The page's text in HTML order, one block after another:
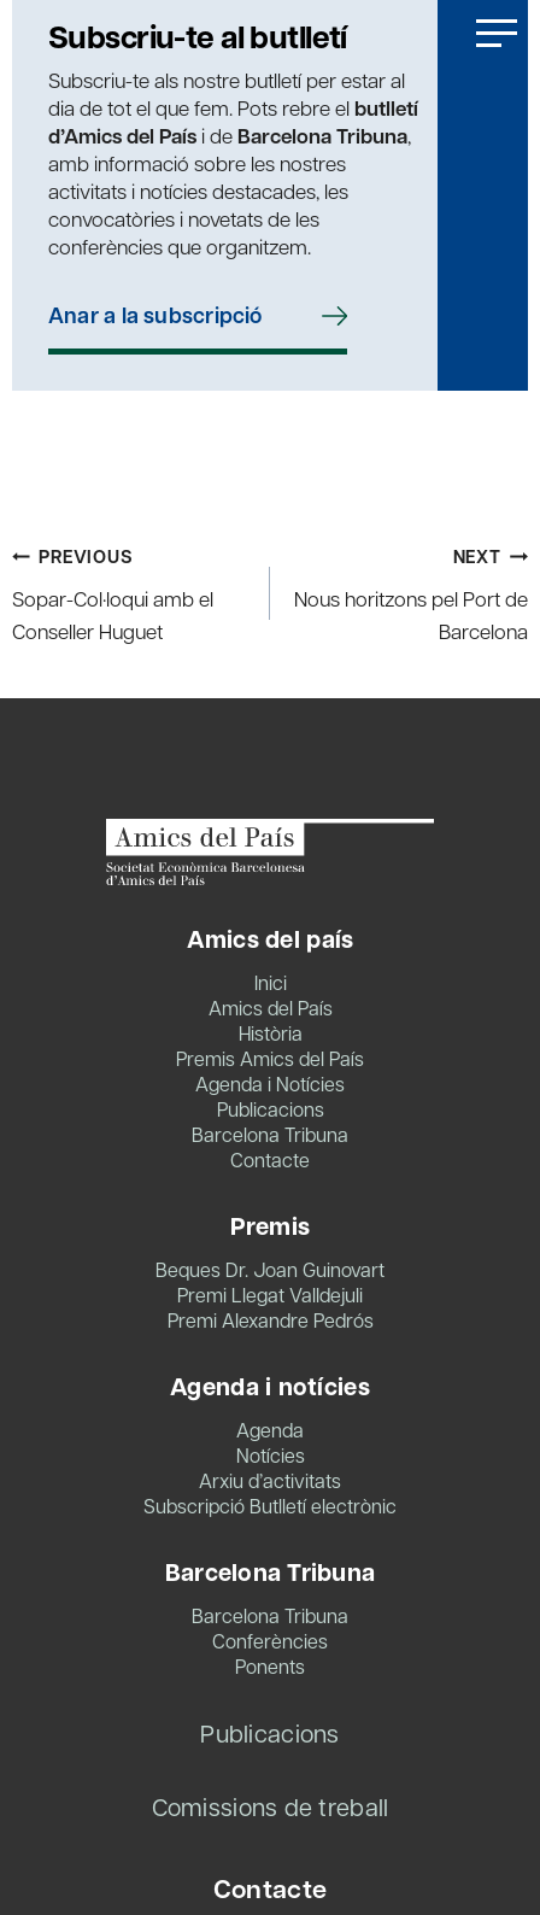
Subscriu-te al butlletí
Subscriu-te als nostre butlletí per estar al
dia de tot el que fem. Pots rebre el butlletí
d’Amics del País i de Barcelona Tribuna,
amb informació sobre les nostres
activitats i notícies destacades, les
convocatòries i novetats de les
conferències que organitzem.
Anar a la subscripció
Post
navigation
PREVIOUS
Sopar-Col·loqui amb el
Conseller Huguet
NEXT
Nous horitzons pel Port de
Barcelona
Amics del país
Inici
Amics del País
Història
Premis Amics del País
Agenda i Notícies
Publicacions
Barcelona Tribuna
Contacte
Premis
Beques Dr. Joan Guinovart
Premi Llegat Valldejuli
Premi Alexandre Pedrós
Agenda i notícies
Agenda
Notícies
Arxiu d’activitats
Subscripció Butlletí electrònic
Barcelona Tribuna
Barcelona Tribuna
Conferències
Ponents
Publicacions
Comissions de treball
Contacte